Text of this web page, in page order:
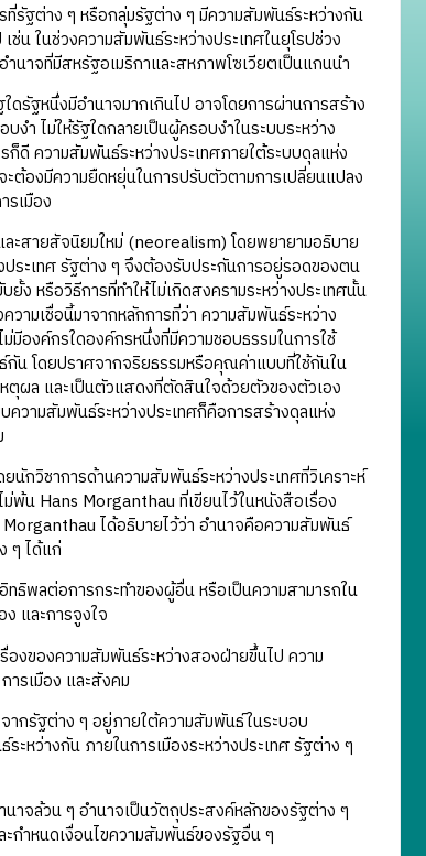
ฐต่าง ๆ หรือกลุ่มรัฐต่าง ๆ มีความสัมพันธ์ระหว่างกัน
น ในช่วงความสัมพันธ์ระหว่างประเทศในยุโรปช่วง
นาจที่มีสหรัฐอเมริกาและสหภาพโซเวียตเป็นแกนนำ
รัฐหนึ่งมีอำนาจมากเกินไป อาจโดยการผ่านการสร้าง
ำ ไม่ให้รัฐใดกลายเป็นผู้ครอบงำในระบบระหว่าง
ก็ดี ความสัมพันธ์ระหว่างประเทศภายใต้ระบบดุลแห่ง
องมีความยืดหยุ่นในการปรับตัวตามการเปลี่ยนแปลง
รเมือง
ายสัจนิยมใหม่ (neorealism) โดยพยายามอธิบาย
ระเทศ รัฐต่าง ๆ จึงต้องรับประกันการอยู่รอดของตน
หรือวิธีการที่ทำให้ไม่เกิดสงครามระหว่างประเทศนั้น
มเชื่อนี้มาจากหลักการที่ว่า ความสัมพันธ์ระหว่าง
องค์กรใดองค์กรหนึ่งที่มีความชอบธรรมในการใช้
น โดยปราศจากจริยธรรมหรือคุณค่าแบบที่ใช้กันใน
ตุผล และเป็นตัวแสดงที่ตัดสินใจด้วยตัวของตัวเอง
วามสัมพันธ์ระหว่างประเทศก็คือการสร้างดุลแห่ง
วิชาการด้านความสัมพันธ์ระหว่างประเทศที่วิเคราะห์
พ้น Hans Morganthau ที่เขียนไว้ในหนังสือเรื่อง
ได้อธิบายไว้ว่า อำนาจคือความสัมพันธ์
ๆ ได้แก่
พลต่อการกระทำของผู้อื่น หรือเป็นความสามารถใน
และการจูงใจ
ของความสัมพันธ์ระหว่างสองฝ่ายขึ้นไป ความ
รเมือง และสังคม
ากรัฐต่าง ๆ อยู่ภายใต้ความสัมพันธ์ในระบอบ
หว่างกัน ภายในการเมืองระหว่างประเทศ รัฐต่าง ๆ
จล้วน ๆ อำนาจเป็นวัตถุประสงค์หลักของรัฐต่าง ๆ
กำหนดเงื่อนไขความสัมพันธ์ของรัฐอื่น ๆ